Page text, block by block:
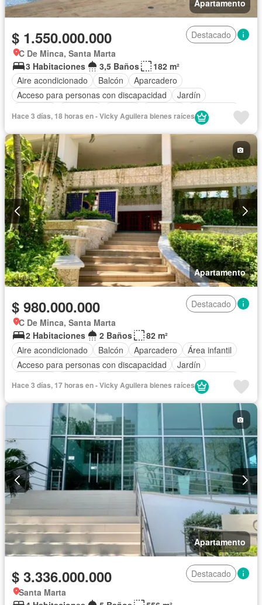
Apartamento
$ 1.550.000.000
Destacado
C De Minca, Santa Marta
3 Habitaciones
3,5 Baños
182 m²
Aire acondicionado
Balcón
Aparcadero
Acceso para personas con discapacidad
Jardín
Gas natural
Sauna
Hace 3 días, 18 horas en - Vicky Aguilera bienes raíces
Apartamento
$ 980.000.000
Destacado
C De Minca, Santa Marta
2 Habitaciones
2 Baños
82 m²
Aire acondicionado
Balcón Aparcadero
Área infantil
Acceso para personas con discapacidad
Jardín
Gas natural
Sauna
Piscina
Hace 3 días, 17 horas en - Vicky Aguilera bienes raíces
Apartamento
$ 3.336.000.000
Destacado
Santa Marta